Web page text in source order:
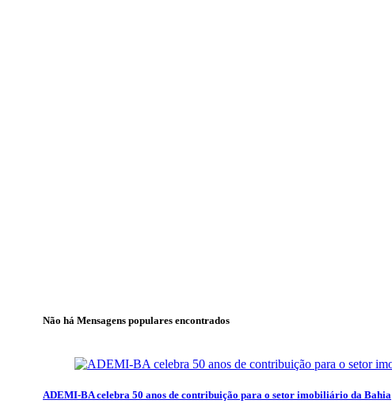
Não há Mensagens populares encontrados
ADEMI-BA celebra 50 anos de contribuição para o setor imobiliário da Bahia